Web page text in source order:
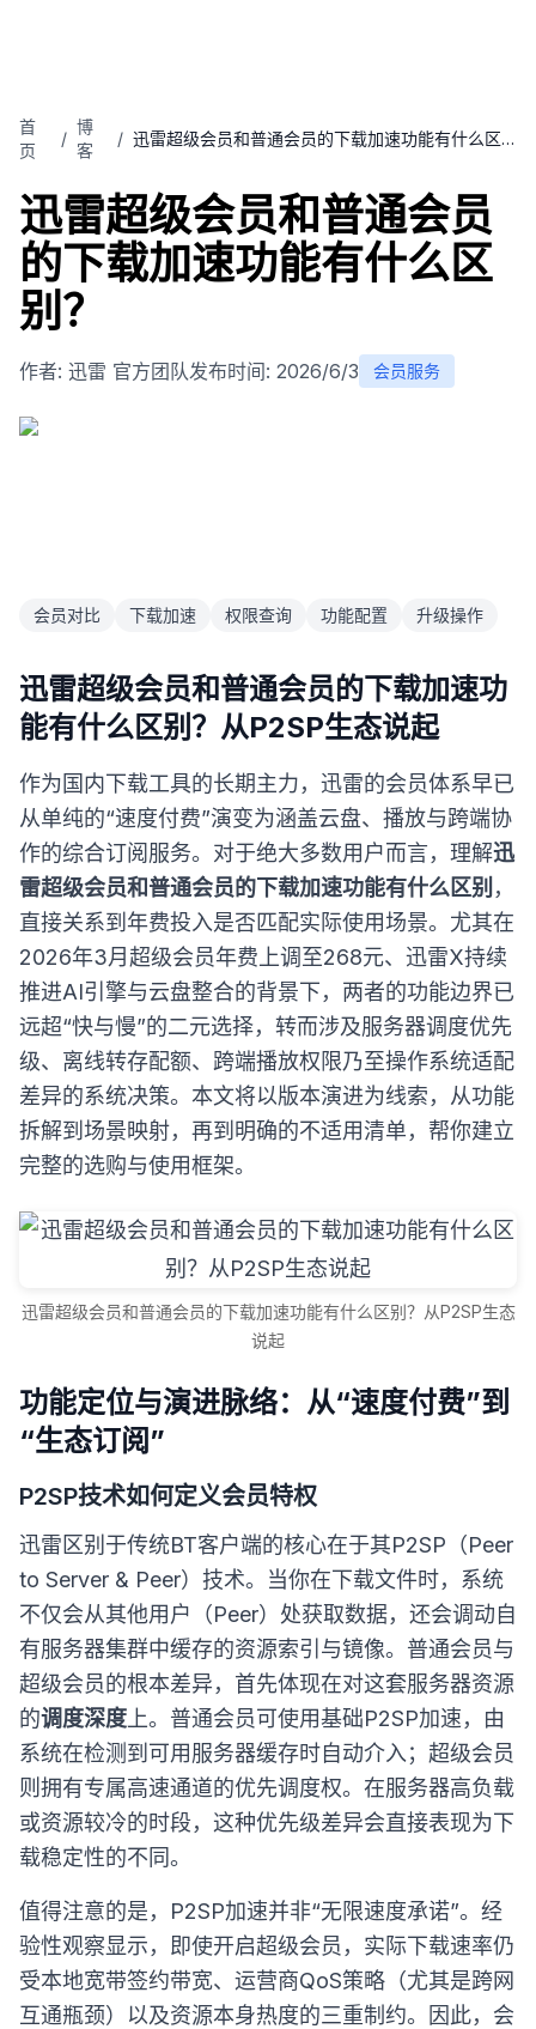
首
页
/
博
客
/ 迅雷超级会员和普通会员的下载加速功能有什么区
迅雷超级会员和普通会员
的下载加速功能有什么区
别？
作者: 迅雷 官方团队发布时间: 2026/6/3 会员服务
会员对比 下载加速 权限查询 功能配置 升级操作
迅雷超级会员和普通会员的下载加速功
能有什么区别？从P2SP生态说起
作为国内下载工具的长期主力，迅雷的会员体系早已
从单纯的“速度付费”演变为涵盖云盘、播放与跨端协
作的综合订阅服务。对于绝大多数用户而言，理解迅
雷超级会员和普通会员的下载加速功能有什么区别 ，
直接关系到年费投入是否匹配实际使用场景。尤其在
2026年3月超级会员年费上调至268元、迅雷X持续
推进AI引擎与云盘整合的背景下，两者的功能边界已
远超“快与慢”的二元选择，转而涉及服务器调度优先
级、离线转存配额、跨端播放权限乃至操作系统适配
差异的系统决策。本文将以版本演进为线索，从功能
拆解到场景映射，再到明确的不适用清单，帮你建立
完整的选购与使用框架。
迅雷超级会员和普通会员的下载加速功能有什么区别？从P2SP生态
说起
功能定位与演进脉络：从“速度付费”到
“生态订阅”
P2SP技术如何定义会员特权
迅雷区别于传统BT客户端的核心在于其P2SP（Peer
to Server & Peer）技术。当你在下载文件时，系统
不仅会从其他用户（Peer）处获取数据，还会调动自
有服务器集群中缓存的资源索引与镜像。普通会员与
超级会员的根本差异，首先体现在对这套服务器资源
的调度深度 上。普通会员可使用基础P2SP加速，由
系统在检测到可用服务器缓存时自动介入；超级会员
则拥有专属高速通道的优先调度权。在服务器高负载
或资源较冷的时段，这种优先级差异会直接表现为下
载稳定性的不同。
值得注意的是，P2SP加速并非“无限速度承诺”。经
验性观察显示，即使开启超级会员，实际下载速率仍
受本地宽带签约带宽、运营商QoS策略（尤其是跨网
互通瓶颈）以及资源本身热度的三重制约。因此，会